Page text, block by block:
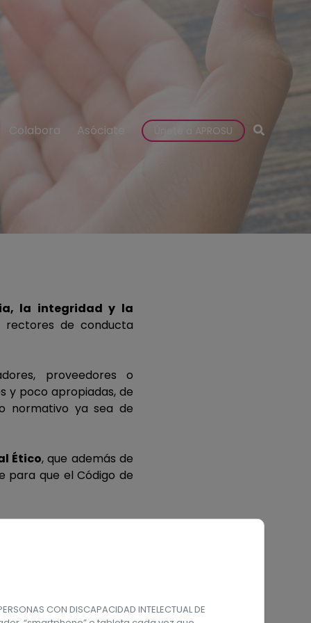
Colabora Asóciate Únete a APROSU
la integridad y la
rectores de conducta
proveedores o
y poco apropiadas, de
normativo ya sea de
Ético, que además de
para que el Código de
CON DISCAPACIDAD INTELECTUAL DE